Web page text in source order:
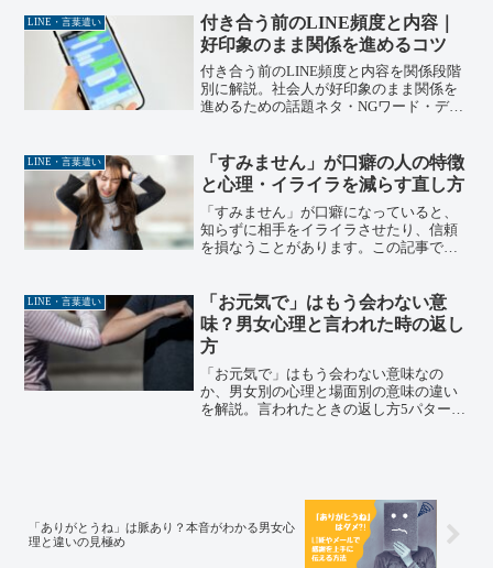
LINE・言葉遣い
付き合う前のLINE頻度と内容｜
好印象のまま関係を進めるコツ
付き合う前のLINE頻度と内容を関係段階
別に解説。社会人が好印象のまま関係を
進めるための話題ネタ・NGワード・デー
場の実体験をもとに整理します。社会人
として節度のある距離を保ちつつも素敵
な関係に発展させたい人は必見です。
LINE・言葉遣い
「すみません」が口癖の人の特徴
と心理・イライラを減らす直し方
「すみません」が口癖になっていると、
知らずに相手をイライラさせたり、信頼
を損なうことがあります。この記事で
観点で解説。「ありがとう」への言い換
えや謝罪の一歩先を伝える方法など、今
日から使える具体的な改善法を紹介しま
す。
LINE・言葉遣い
「お元気で」はもう会わない意
味？男女心理と言われた時の返し
方
「お元気で」はもう会わない意味なの
か、男女別の心理と場面別の意味の違い
を解説。言われたときの返し方5パターン
気をつけたいものです。
「ありがとうね」は脈あり？本音がわかる男女心
理と違いの見極め